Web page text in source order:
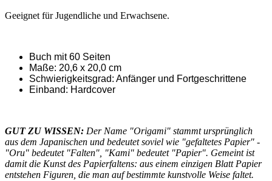
Geeignet für Jugendliche und Erwachsene.
Buch mit 60 Seiten
Maße: 20,6 x 20,0 cm
Schwierigkeitsgrad: Anfänger und Fortgeschrittene
Einband: Hardcover
GUT ZU WISSEN: Der Name "Origami" stammt ursprünglich
aus dem Japanischen und bedeutet soviel wie "gefaltetes Papier" -
"Oru" bedeutet "Falten", "Kami" bedeutet "Papier". Gemeint ist
damit die Kunst des Papierfaltens: aus einem einzigen Blatt Papier
entstehen Figuren, die man auf bestimmte kunstvolle Weise faltet.